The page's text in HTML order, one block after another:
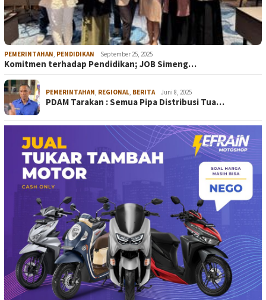
PEMERINTAHAN, PENDIDIKAN September 25, 2025
Komitmen terhadap Pendidikan; JOB Simeng…
PEMERINTAHAN, REGIONAL, BERITA Juni 8, 2025
PDAM Tarakan : Semua Pipa Distribusi Tua…